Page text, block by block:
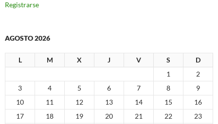
Registrarse
AGOSTO 2026
L M X J V S
D
1
2
3
4 5 6 7 8
9
10
11 12 13 14 15
16
17
18 19 20 21 22
23